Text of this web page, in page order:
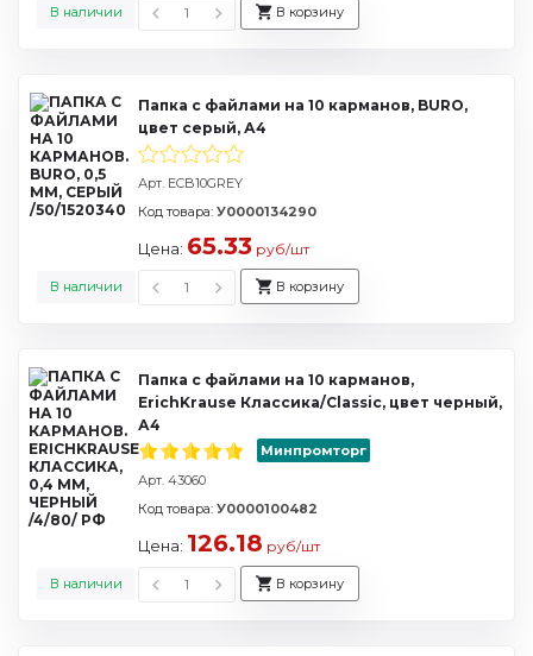
В наличии В корзину
Папка с файлами на 10 карманов, BURO,
цвет серый, А4
Арт. ECB10GREY
В наличии
Код товара: У0000134290
Цена: 65.33 руб/шт
В корзину
Папка с файлами на 10 карманов,
ErichKrause Классика/Classic, цвет черный,
А4
Минпромторг
Арт. 43060
В наличии
Код товара: У0000100482
Цена: 126.18 руб/шт
В корзину